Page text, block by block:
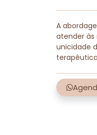
A
atender às
unicidade